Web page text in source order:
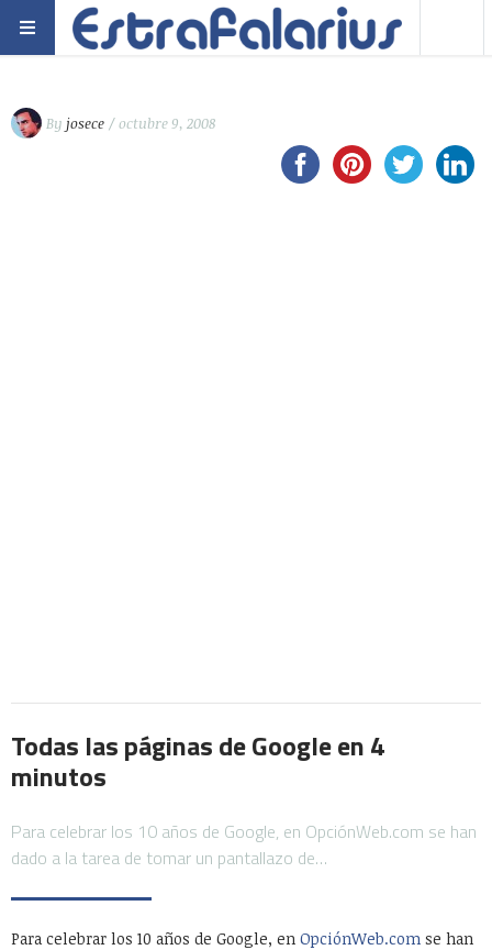
By josece / octubre 9, 2008
Todas las páginas de Google en 4
minutos
Para celebrar los 10 años de Google, en OpciónWeb.com se han
dado a la tarea de tomar un pantallazo de…
Para celebrar los 10 años de Google, en OpciónWeb.com se han